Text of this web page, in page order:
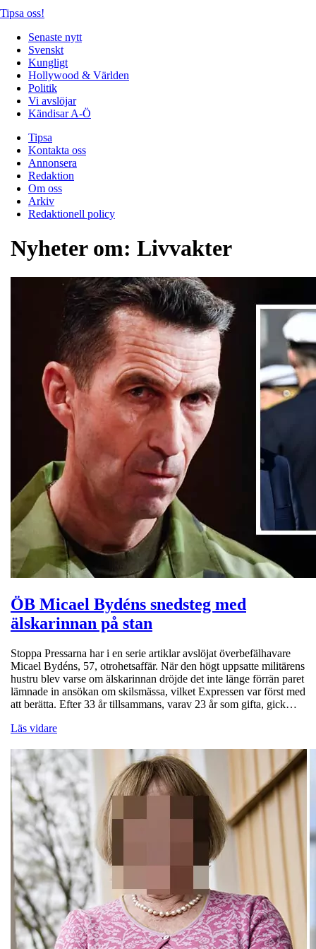
Tipsa oss!
Senaste nytt
Svenskt
Kungligt
Hollywood & Världen
Politik
Vi avslöjar
Kändisar A-Ö
Tipsa
Kontakta oss
Annonsera
Redaktion
Om oss
Arkiv
Redaktionell policy
Nyheter om: Livvakter
ÖB Micael Bydéns snedsteg med
älskarinnan på stan
Stoppa Pressarna har i en serie artiklar avslöjat överbefälhavare
Micael Bydéns, 57, otrohetsaffär. När den högt uppsatte militärens
hustru blev varse om älskarinnan dröjde det inte länge förrän paret
lämnade in ansökan om skilsmässa, vilket Expressen var först med
att berätta. Efter 33 år tillsammans, varav 23 år som gifta, gick…
Läs vidare